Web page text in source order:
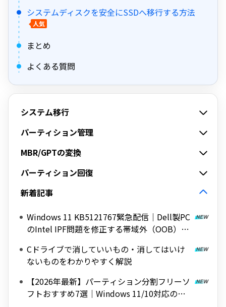
システムディスクを安全にSSDへ移行する方法
人気
まとめ
よくある質問
システム移行
パーティション管理
MBR/GPTの変換
パーティション回復
新着記事
Windows 11 KB5121767緊急配信｜Dell製PC
のIntel IPF問題を修正する帯域外（OOB）ア
Cドライブで消していいもの・消してはいけ
ないものをわかりやすく解説
【2026年最新】パーティション分割フリーソ
フトおすすめ7選｜Windows 11/10対応の無